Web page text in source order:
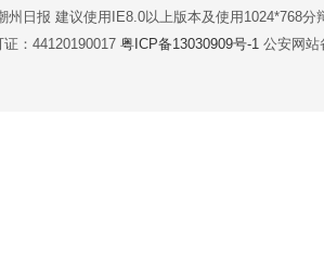
州日报 建议使用IE8.0以上版本及使用1024*768分
：44120190017 粤ICP备13030909号-1 公安网站